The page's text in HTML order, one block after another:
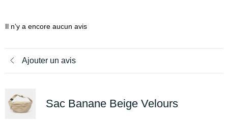
Il n’y a encore aucun avis
Ajouter un avis
Sac Banane Beige Velours